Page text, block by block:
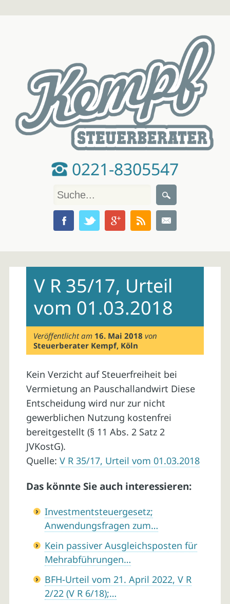
0221-8305547
contentV R 35/17, Urteil
vom 01.03.2018
Veröffentlicht am 16. Mai 2018 von
Steuerberater Kempf, Köln
Kein Verzicht auf Steuerfreiheit bei
Vermietung an Pauschallandwirt Diese
Entscheidung wird nur zur nicht
gewerblichen Nutzung kostenfrei
bereitgestellt (§ 11 Abs. 2 Satz 2
JVKostG).
Quelle: V R 35/17, Urteil vom 01.03.2018
Das könnte Sie auch interessieren:
Investmentsteuergesetz;
Anwendungsfragen zum…
Kein passiver Ausgleichsposten für
Mehrabführungen…
BFH-Urteil vom 21. April 2022, V R
2/22 (V R 6/18);…